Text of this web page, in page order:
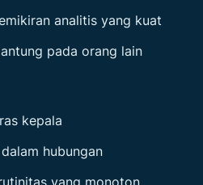
analitis yang kuat
pada orang lain
kepala
hubungan
yang monoton